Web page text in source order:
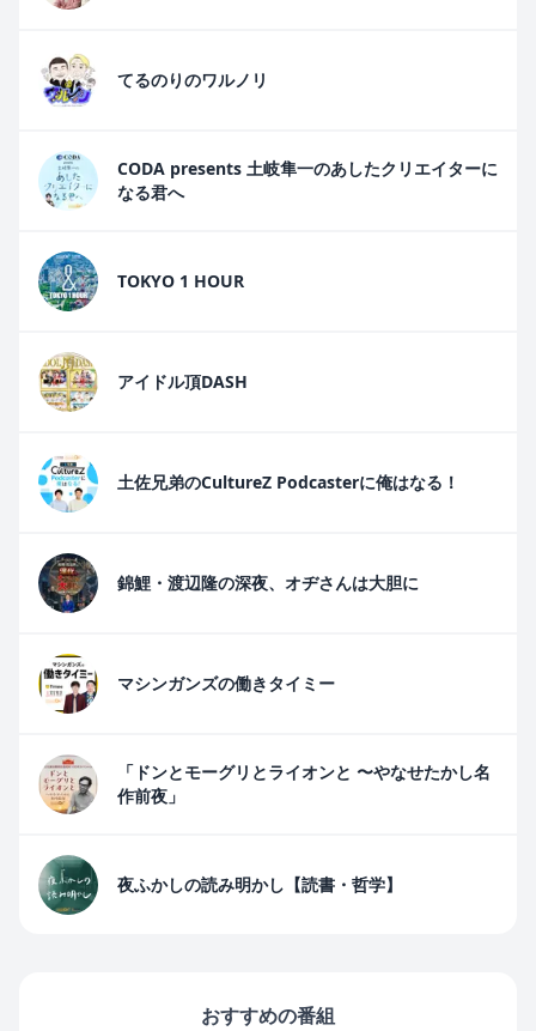
てるのりのワルノリ
CODA presents 土岐隼一のあしたクリエイターに
なる君へ
TOKYO 1 HOUR
アイドル頂DASH
土佐兄弟のCultureZ Podcasterに俺はなる！
錦鯉・渡辺隆の深夜、オヂさんは大胆に
マシンガンズの働きタイミー
「ドンとモーグリとライオンと 〜やなせたかし名
作前夜」
夜ふかしの読み明かし【読書・哲学】
おすすめの番組